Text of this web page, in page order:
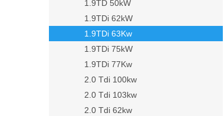
1.9TD 50kW
1.9TDi 62kW
1.9TDi 63Kw
1.9TDi 75kW
1.9TDi 77Kw
2.0 Tdi 100kw
2.0 Tdi 103kw
2.0 Tdi 62kw